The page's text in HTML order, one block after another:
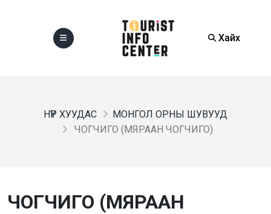
Хайх
НҮҮР ХУУДАС
МОНГОЛ ОРНЫ ШУВУУД
ЧОГЧИГО (МЯРААН ЧОГЧИГО)
ЧОГЧИГО (МЯРААН